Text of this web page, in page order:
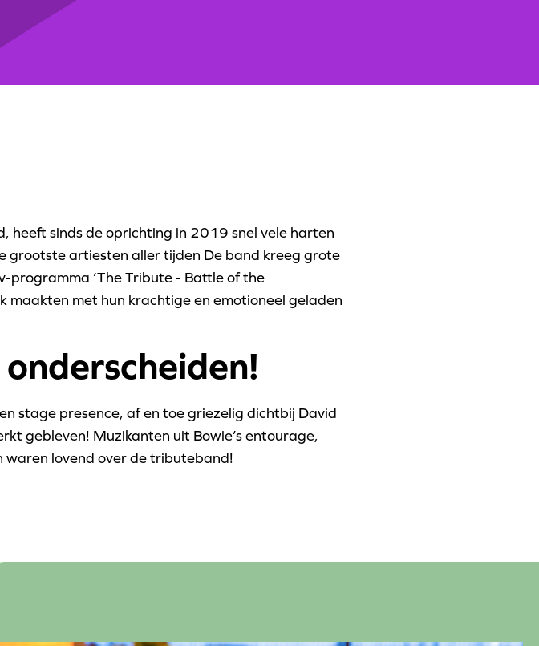
heeft sinds de oprichting in 2019 snel vele harten
grootste artiesten aller tijden De band kreeg grote
programma ‘The Tribute - Battle of the
maakten met hun krachtige en emotioneel geladen
stage presence, af en toe griezelig dichtbij David
gebleven! Muzikanten uit Bowie’s entourage,
waren lovend over de tributeband!